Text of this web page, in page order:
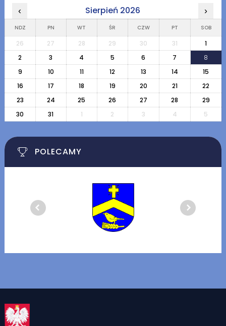
‹ Sierpień 2026 ›
NDZ PN WT ŚR CZW PT SOB
26 27 28 29 30 31
1
2
3 4 5 6 7
8
9
10 11 12 13 14
15
16
17 18 19 20 21
22
23
24 25 26 27 28
29
30
31 1 2 3 4 5
POLECAMY